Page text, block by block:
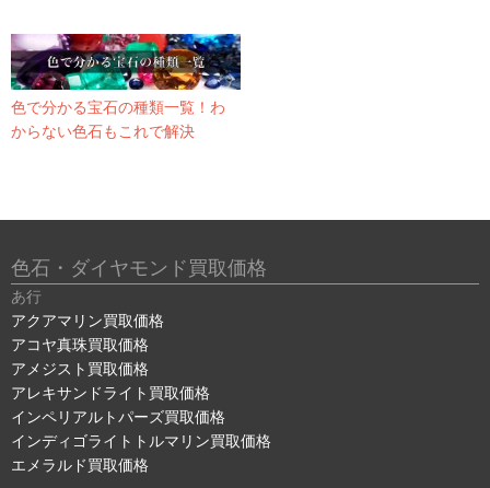
色で分かる宝石の種類一覧！わ
からない色石もこれで解決
色石・ダイヤモンド買取価格
あ行
アクアマリン買取価格
アコヤ真珠買取価格
アメジスト買取価格
アレキサンドライト買取価格
インペリアルトパーズ買取価格
インディゴライトトルマリン買取価格
エメラルド買取価格